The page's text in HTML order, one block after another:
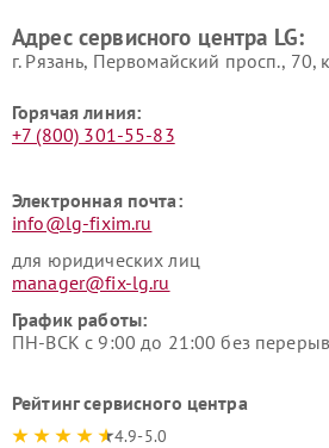
Адрес сервисного центра LG:
г. Рязань, Первомайский просп., 70,
Горячая линия:
+7 (800) 301-55-83
Электронная почта:
info@lg-fixim.ru
для юридических лиц
manager@fix-lg.ru
График работы:
ПН-ВСК с 9:00 до 21:00 без
Рейтинг сервисного центра
4.9-5.0